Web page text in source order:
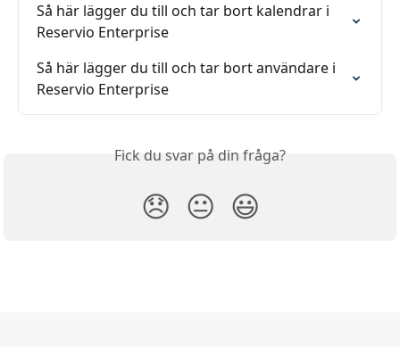
Så här lägger du till och tar bort kalendrar i
Reservio Enterprise
Så här lägger du till och tar bort användare i
Reservio Enterprise
Fick du svar på din fråga?
😞 😐 😃